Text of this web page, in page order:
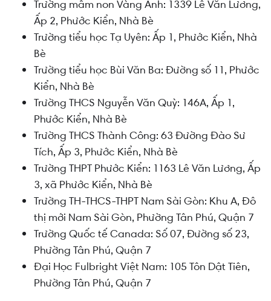
Trường mầm non Vàng Anh: 1339 Lê Văn Lương,
Ấp 2, Phước Kiển, Nhà Bè
Trường tiểu học Tạ Uyên: Ấp 1, Phước Kiển, Nhà
Bè
Trường tiểu học Bùi Văn Ba: Đường số 11, Phước
Kiển, Nhà Bè
Trường THCS Nguyễn Văn Quỳ: 146A, Ấp 1,
Phước Kiển, Nhà Bè
Trường THCS Thành Công: 63 Đường Đào Sư
Tích, Ấp 3, Phước Kiển, Nhà Bè
Trường THPT Phước Kiển: 1163 Lê Văn Lương, Ấp
3, xã Phước Kiển, Nhà Bè
Trường TH-THCS-THPT Nam Sài Gòn: Khu A, Đô
thị mới Nam Sài Gòn, Phường Tân Phú, Quận 7
Trường Quốc tế Canada: Số 07, Đường số 23,
Phường Tân Phú, Quận 7
Đại Học Fulbright Việt Nam: 105 Tôn Dật Tiên,
Phường Tân Phú, Quận 7